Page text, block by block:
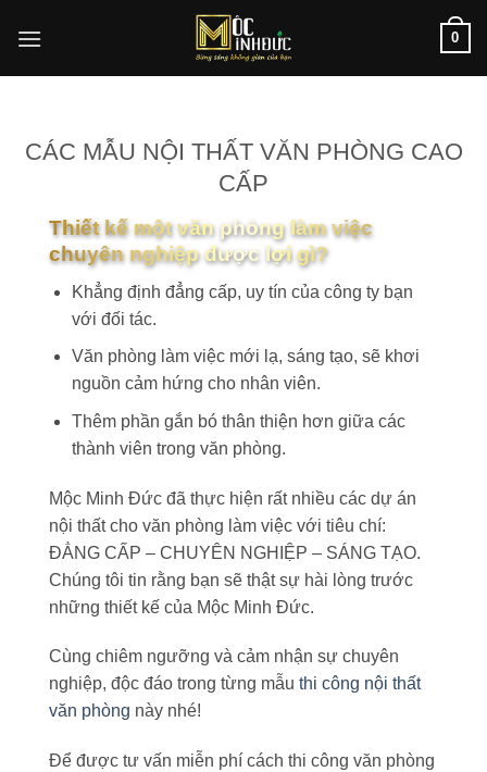
qua
0
CÁC MẪU NỘI THẤT VĂN PHÒNG CAO
CẤP
Thiết kế một văn phòng làm việc
chuyên nghiệp được lợi gì?
Khẳng định đẳng cấp, uy tín của công ty bạn
với đối tác.
Văn phòng làm việc mới lạ, sáng tạo, sẽ khơi
nguồn cảm hứng cho nhân viên.
Thêm phần gắn bó thân thiện hơn giữa các
thành viên trong văn phòng.
Mộc Minh Đức đã thực hiện rất nhiều các dự án
nội thất cho văn phòng làm việc với tiêu chí:
ĐẲNG CẤP – CHUYÊN NGHIỆP – SÁNG TẠO.
Chúng tôi tin rằng bạn sẽ thật sự hài lòng trước
những thiết kế của Mộc Minh Đức.
Cùng chiêm ngưỡng và cảm nhận sự chuyên
nghiệp, độc đáo trong từng mẫu thi công nội thất
văn phòng này nhé!
Để được tư vấn miễn phí cách thi công văn phòng